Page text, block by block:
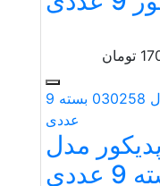
تومان
مدل